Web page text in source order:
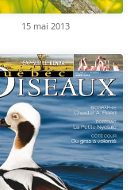
15 mai 2013